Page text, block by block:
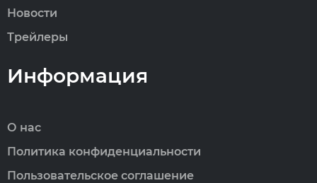
Новости
Трейлеры
Информация
О нас
Политика конфиденциальности
Пользовательское соглашение